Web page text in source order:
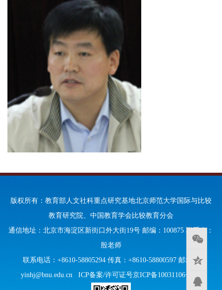
版权所有：教育部人文社科重点研究基地北京师范大学国际与比较
教育研究院、中国教育学会比较教育分会
通信地址：北京市海淀区新街口外大街19号 邮编：100875 联系人：
殷老师
联系电话：+8610-58805294 传真：+8610-58800597 邮箱：
yinhj@bnu.edu.cn ICP备案/许可证号京ICP备10031106号-95